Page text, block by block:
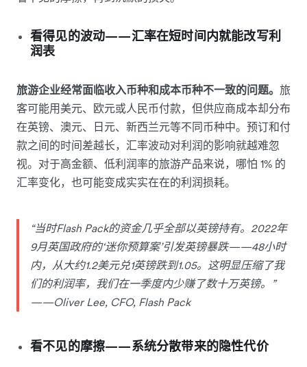
看得见的波动——汇率在短时间内就能改写利
润表
旅游企业经常面临收入币种和成本币种不一致的问题。 旅
客可能用美元、欧元或人民币付款，但供应商成本却分布
在英镑、澳元、日元、新西兰元等不同币种中。预订和付
款之间的时间差越长，汇率波动对利润的影响就越难忽
视。对于高金额、低利润率的旅游产品来说，哪怕 1% 的
汇率变化，也可能变成实实在在的利润损耗。
“当时Flash Pack的资金几乎全部以英镑持有。2022年
9月英国政府的‘迷你预算案’引发英镑暴跌——48小时
内，从大约1.2美元兑1英镑跌到1.05。这明显压缩了我
们的利润率，我们在一季度内少赚了数十万英镑。”
——Oliver Lee, CFO, Flash Pack
看不见的摩擦——系统分散带来的隐性代价